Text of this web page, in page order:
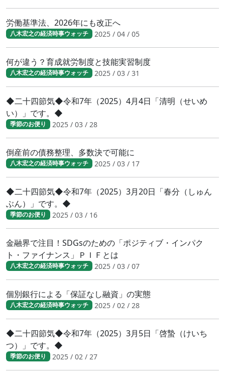
労働基準法、2026年にも改正へ
八木宏之の経済時事ウォッチ 2025 / 04 / 05
何が違う？育成就労制度と技能実習制度
八木宏之の経済時事ウォッチ 2025 / 03 / 31
◆二十四節気◆令和7年（2025）4月4日「清明（せいめ
い）」です。◆
季節のお便り 2025 / 03 / 28
倒産前の債務整理、多数決で可能に
八木宏之の経済時事ウォッチ 2025 / 03 / 17
◆二十四節気◆令和7年（2025）3月20日「春分（しゅん
ぶん）」です。◆
季節のお便り 2025 / 03 / 16
金融界で注目！SDGsのための「ポジティブ・インパク
ト・ファイナンス」ＰＩＦとは
八木宏之の経済時事ウォッチ 2025 / 03 / 07
個別銀行による「保証なし融資」の実態
八木宏之の経済時事ウォッチ 2025 / 02 / 28
◆二十四節気◆令和7年（2025）3月5日「啓蟄（けいち
つ）」です。◆
季節のお便り 2025 / 02 / 27